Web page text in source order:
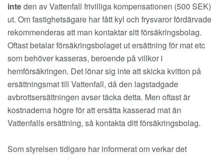
inteden av Vattenfall frivilliga kompensationen (500 SEK)
ut. Om fastighetsägare har fått kyl och frysvaror fördärvade
rekommenderas att man kontaktar sitt försäkringsbolag.
Oftast betalar försäkringsbolaget ut ersättning för mat etc
som behöver kasseras, beroende på villkor i
hemförsäkringen. Det lönar sig inte att skicka kvitton på
ersättningsmat till Vattenfall, då den lagstadgade
avbrottsersättningen avser täcka detta. Men oftast är
kostnaderna högre för att ersätta kasserad mat än
Vattenfalls ersättning, så kontakta ditt försäkringsbolag.
Som styrelsen tidigare har informerat om verkar det